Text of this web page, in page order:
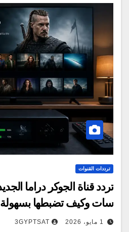
ترددات القنوات
سات وكيف تضبطها بسهولة
1 مايو، 2026 3GYPTSAT